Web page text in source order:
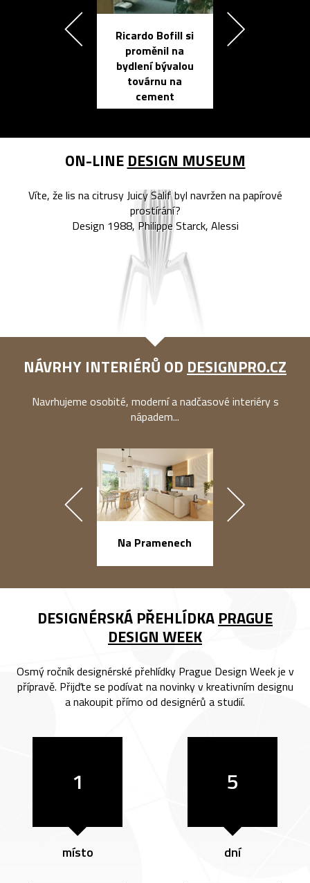
Ricardo Bofill si
proměnil na
bydlení bývalou
továrnu na
cement
ON-LINE DESIGN MUSEUM
Víte, že lis na citrusy Juicy Salif byl navržen na papírové
prostírání?
Design 1988, Philippe Starck, Alessi
NÁVRHY INTERIÉRŮ OD DESIGNPRO.CZ
Navrhujeme osobité, moderní a nadčasové interiéry s
nápadem...
Na Pramenech
DESIGNÉRSKÁ PŘEHLÍDKA PRAGUE
DESIGN WEEK
Osmý ročník designérské přehlídky Prague Design Week je v
přípravě. Přijďte se podívat na novinky v kreativním designu
a nakoupit přímo od designérů a studií.
1
místo
5
dní